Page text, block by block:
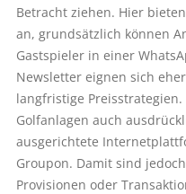
Betracht ziehen. Hier
an, grundsätzlich können
Gastspieler in einer
Newsletter eignen sich
langfristige
Golfanlagen auch
ausgerichtete
Groupon. Damit sind
Provisionen oder